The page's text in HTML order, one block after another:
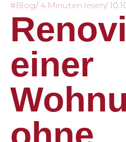
#Blog/ 4 Minuten lesen/
einer